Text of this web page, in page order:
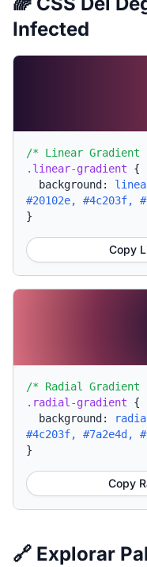
Infected
/* Linear Gradient
.linear-gradient {
background:
#20102e, #4c203f,
}
Copy
/* Radial Gradient
.radial-gradient {
background:
#4c203f, #7a2e4d,
}
Copy
🔗 Explorar